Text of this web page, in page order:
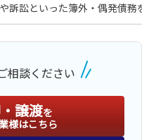
訴訟といった簿外・偶発債務を
相談ください
譲渡を
様はこちら